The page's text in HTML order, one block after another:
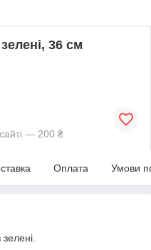
36 см
— 200 ₴
Оплата Умови